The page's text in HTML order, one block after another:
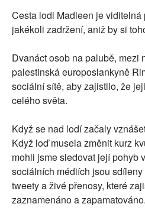
Cesta lodi Madleen je viditelná
jakékoli zadržení, aniž by si
Dvanáct osob na palubě, mezi
palestinská europoslankyně
sociální sítě, aby zajistilo, že
celého světa.
Když se nad lodí začaly
Když loď musela změnit kurz
mohli jsme sledovat její pohyb
sociálních médiích jsou
tweety a živé přenosy, které
zaznamenáno a zapamatováno.